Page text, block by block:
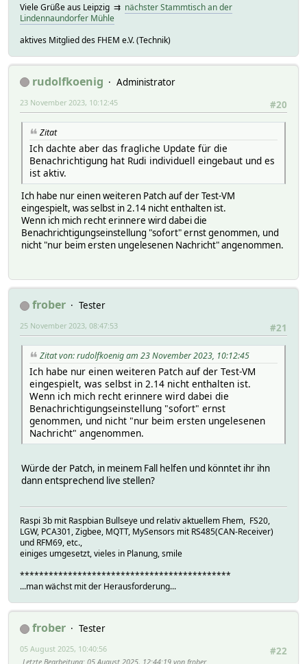
Viele Grüße aus Leipzig ⇉ nächster Stammtisch an der
Lindennaundorfer Mühle
aktives Mitglied des FHEM e.V. (Technik)
rudolfkoenig
Administrator
#20
23 November 2023, 10:12:45
Zitat
Ich dachte aber das fragliche Update für die
Benachrichtigung hat Rudi individuell eingebaut und es
ist aktiv.
Ich habe nur einen weiteren Patch auf der Test-VM
eingespielt, was selbst in 2.14 nicht enthalten ist.
Wenn ich mich recht erinnere wird dabei die
Benachrichtigungseinstellung "sofort" ernst genommen, und
nicht "nur beim ersten ungelesenen Nachricht" angenommen.
frober
Tester
#21
25 November 2023, 08:47:53
Zitat von: rudolfkoenig am 23 November 2023, 10:12:45
Ich habe nur einen weiteren Patch auf der Test-VM
eingespielt, was selbst in 2.14 nicht enthalten ist.
Wenn ich mich recht erinnere wird dabei die
Benachrichtigungseinstellung "sofort" ernst
genommen, und nicht "nur beim ersten ungelesenen
Nachricht" angenommen.
Würde der Patch, in meinem Fall helfen und könntet ihr ihn
dann entsprechend live stellen?
Raspi 3b mit Raspbian Bullseye und relativ aktuellem Fhem, FS20,
LGW, PCA301, Zigbee, MQTT, MySensors mit RS485(CAN-Receiver)
und RFM69, etc.,
einiges umgesetzt, vieles in Planung, smile
********************************************
...man wächst mit der Herausforderung...
frober
Tester
#22
05 August 2025, 10:40:56
Letzte Bearbeitung: 05 August 2025, 12:44:19 von frober